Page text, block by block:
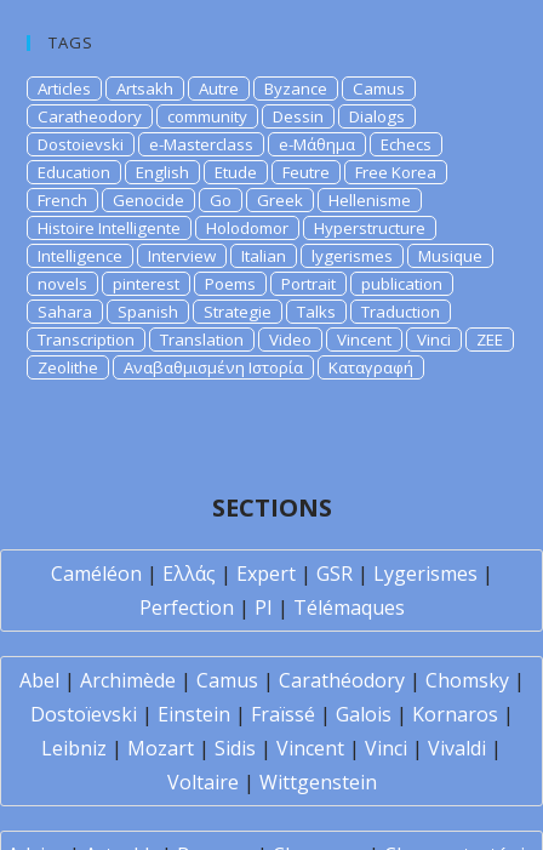
TAGS
Articles Artsakh Autre Byzance
Camus
Caratheodory
community Dessin
Dialogs
Dostoievski
e-Masterclass e-Μάθημα
Echecs
Education
English Etude Feutre
Free Korea
French
Genocide Go Greek
Hellenisme
Histoire Intelligente
Holodomor
Hyperstructure
Intelligence
Interview Italian lygerismes
Musique
novels
pinterest Poems Portrait
publication
Sahara
Spanish Strategie Talks
Traduction
Transcription
Translation Video Vincent Vinci
ZEE
Zeolithe
Αναβαθμισμένη Ιστορία Καταγραφή
SECTIONS
Caméléon | Ελλάς | Expert| GSR| Lygerismes |
Perfection | PI | Télémaques
Abel | Archimède | Camus | Carathéodory| Chomsky|
Dostoïevski | Einstein | Fraïssé | Galois | Kornaros |
Leibniz | Mozart | Sidis | Vincent | Vinci | Vivaldi |
Voltaire | Wittgenstein